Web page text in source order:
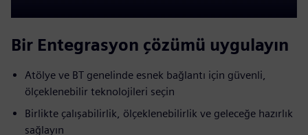
Bir Entegrasyon çözümü uygulayın
Atölye ve BT genelinde esnek bağlantı için güvenli,
ölçeklenebilir teknolojileri seçin
Birlikte çalışabilirlik, ölçeklenebilirlik ve geleceğe hazırlık
sağlayın